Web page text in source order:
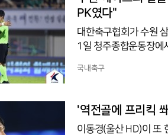
성남 지휘봉을 잡았다
PK였다"
대한축구협회가 수원
1일 청주종합운동장
다. 헤이스가 페널티
고 온 필드 리뷰를 권
며 무모할 경우 경고
국내축구
'역전골에 프리킥
이동경(울산 HD)이 또